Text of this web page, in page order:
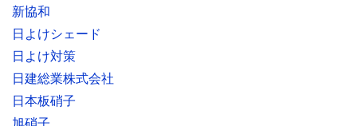
新協和
日よけシェード
日よけ対策
日建総業株式会社
日本板硝子
旭硝子